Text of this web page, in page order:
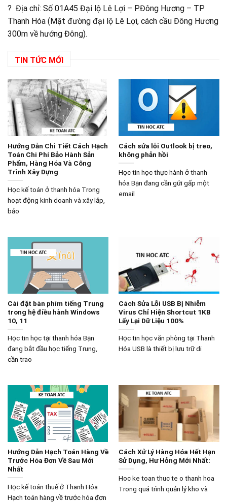
? Địa chỉ: Số 01A45 Đại lộ Lê Lợi – P.Đông Hương – TP
Thanh Hóa (Mặt đường đại lộ Lê Lợi, cách cầu Đông Hương
300m về hướng Đông).
TIN TỨC MỚI
Hướng Dẫn Chi Tiết Cách Hạch
Toán Chi Phí Bảo Hành Sản
Phẩm, Hàng Hóa Và Công
Trình Xây Dựng
Học kế toán ở thanh hóa Trong
hoạt động kinh doanh và xây lắp,
bảo
Cách sửa lỗi Outlook bị treo,
không phản hồi
Học tin học thực hành ở thanh
hóa Bạn đang cần gửi gấp một
email
Cài đặt bàn phím tiếng Trung
trong hệ điều hành Windows
10, 11
Học tin học tại thanh hóa Bạn
đang bắt đầu học tiếng Trung,
cần trao
Cách Sửa Lỗi USB Bị Nhiễm
Virus Chỉ Hiện Shortcut 1KB
Lấy Lại Dữ Liệu 100%
Học tin học văn phòng tại Thanh
Hóa USB là thiết bị lưu trữ di
Hướng Dẫn Hạch Toán Hàng Về
Trước Hóa Đơn Về Sau Mới
Nhất
Học kế toán thuế ở Thanh Hóa
Hạch toán hàng về trước hóa đơn
Cách Xử Lý Hàng Hóa Hết Hạn
Sử Dụng, Hư Hỏng Mới Nhất:
Hoc ke toan thuc te o thanh hoa
Trong quá trình quản lý kho và